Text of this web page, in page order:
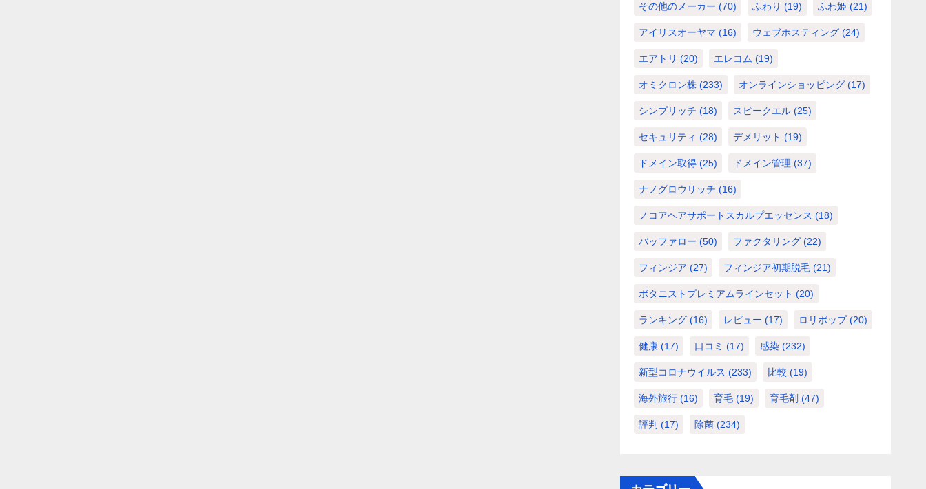
その他のメーカー (70) ふわり (19) ふわ姫 (21)
アイリスオーヤマ (16) ウェブホスティング (24)
エアトリ (20) エレコム (19)
オミクロン株 (233) オンラインショッピング (17)
シンプリッチ (18) スピークエル (25)
セキュリティ (28) デメリット (19)
ドメイン取得 (25) ドメイン管理 (37)
ナノグロウリッチ (16)
ノコアヘアサポートスカルプエッセンス (18)
バッファロー (50) ファクタリング (22)
フィンジア (27) フィンジア初期脱毛 (21)
ボタニストプレミアムラインセット (20)
ランキング (16) レビュー (17) ロリポップ(20)
健康 (17) 口コミ (17) 感染 (232)
新型コロナウイルス (233) 比較 (19)
海外旅行 (16) 育毛 (19) 育毛剤 (47)
評判 (17) 除菌 (234)